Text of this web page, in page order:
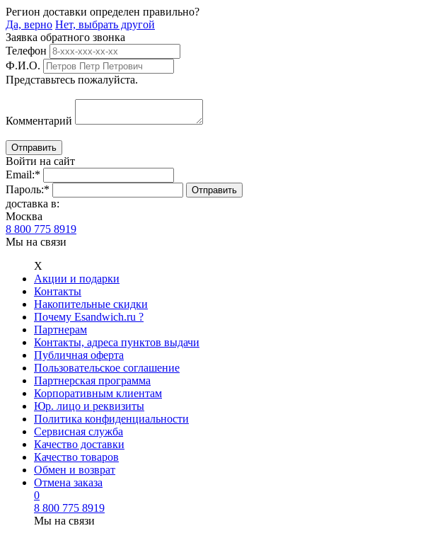
Регион доставки определен правильно?
Да, верно Нет, выбрать другой
Заявка обратного звонка
Телефон
Ф.И.О.
Представьтесь пожалуйста.
Комментарий
Войти на сайт
Email:*
Пароль:*
доставка в:
Москва
8 800 775 8919
Мы на связи
Х
Акции и подарки
Контакты
Накопительные скидки
Почему Esandwich.ru ?
Партнерам
Контакты, адреса пунктов выдачи
Публичная оферта
Пользовательское соглашение
Партнерская программа
Корпоративным клиентам
Юр. лицо и реквизиты
Политика конфиденциальности
Сервисная служба
Качество доставки
Качество товаров
Обмен и возврат
Отмена заказа
0
8 800 775 8919
Мы на связи